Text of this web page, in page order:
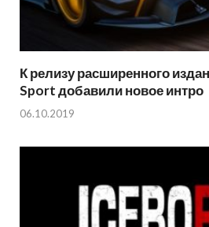
К релизу расширенного
Sport добавили новое интро
06.10.2019